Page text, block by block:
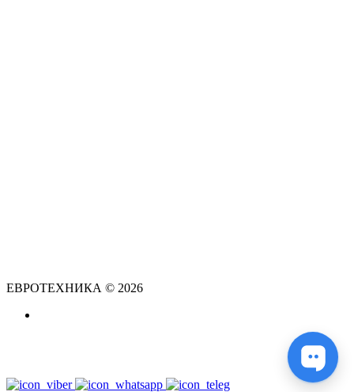
ЕВРОТЕХНИКА © 2026